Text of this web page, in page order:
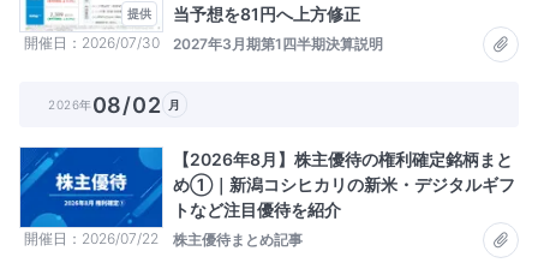
提供
開催日 2026/07/30
当予想を81円へ上方修正
2027年3月期第1四半期決算説明
2026年08/02 月
開催日 2026/07/22
【2026年8月】株主優待の権利確定銘柄まと
め①｜新潟コシヒカリの新米・デジタルギフ
トなど注目優待を紹介
株主優待まとめ記事